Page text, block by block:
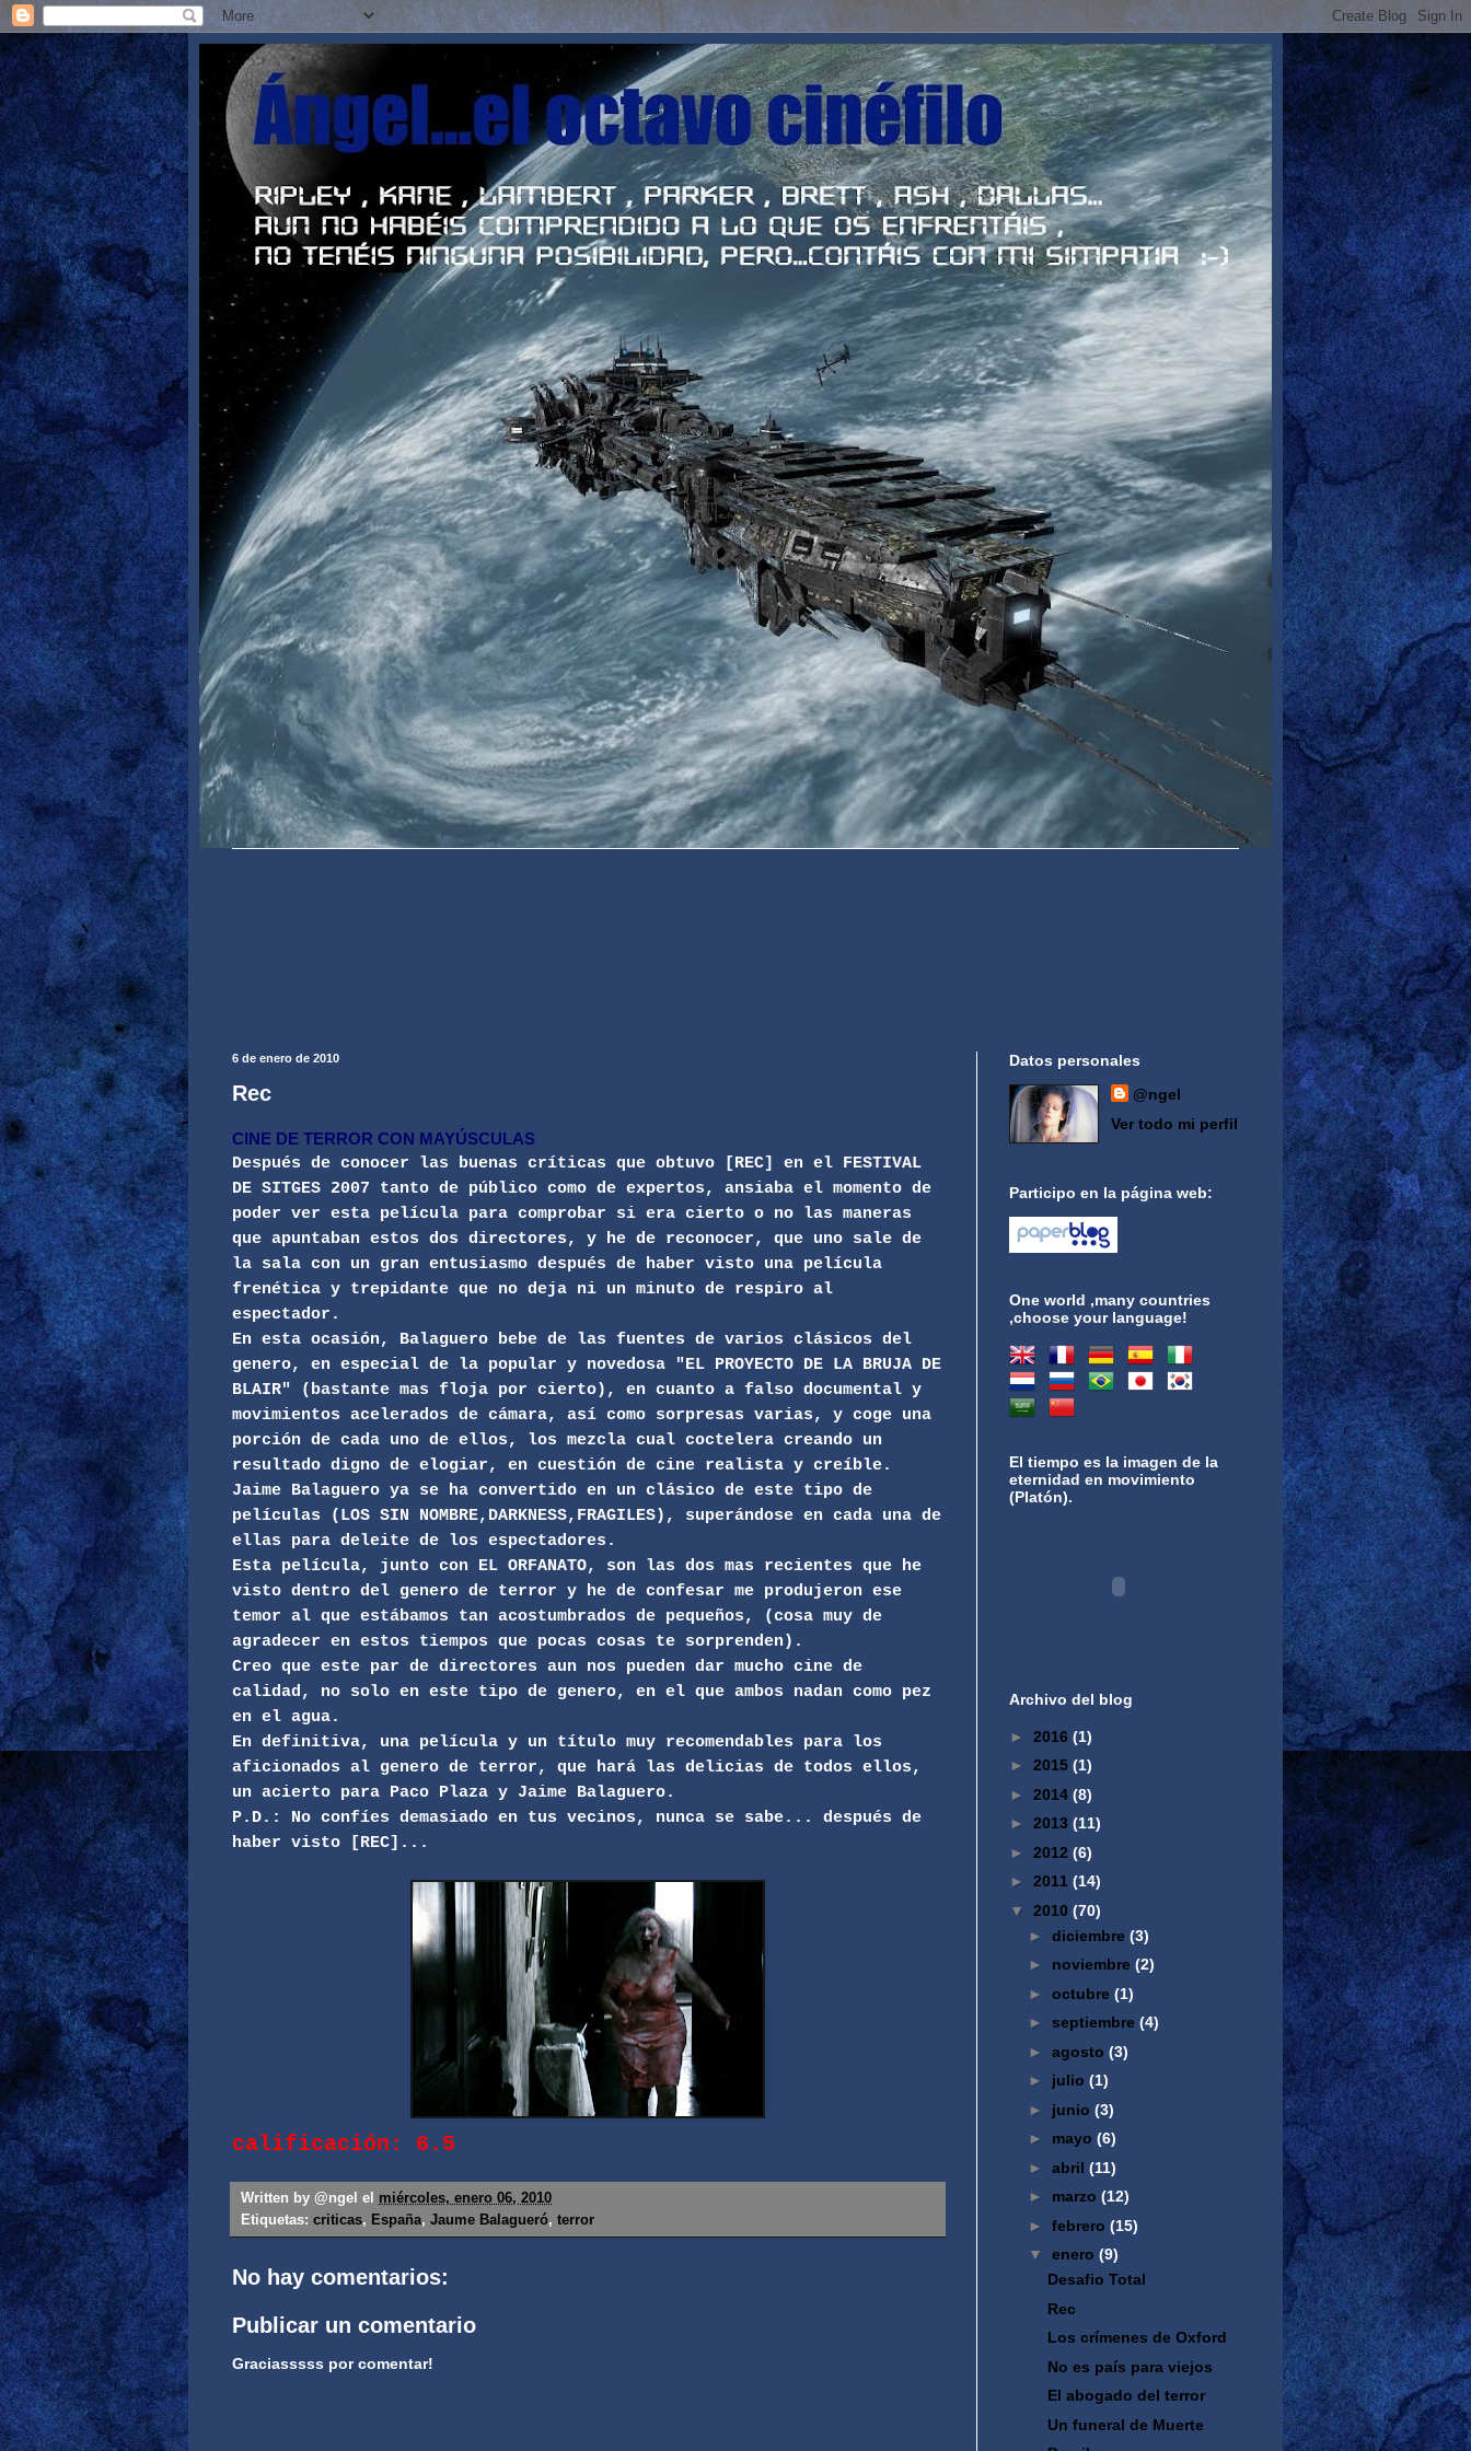
6 de enero de 2010
Rec
CINE DE TERROR CON MAYÚSCULAS
Después de conocer las buenas críticas que obtuvo [REC] en el FESTIVAL
DE SITGES 2007 tanto de público como de expertos, ansiaba el momento de
poder ver esta película para comprobar si era cierto o no las maneras
que apuntaban estos dos directores, y he de reconocer, que uno sale de
la sala con un gran entusiasmo después de haber visto una película
frenética y trepidante que no deja ni un minuto de respiro al
espectador.
En esta ocasión, Balaguero bebe de las fuentes de varios clásicos del
genero, en especial de la popular y novedosa "EL PROYECTO DE LA BRUJA DE
BLAIR" (bastante mas floja por cierto), en cuanto a falso documental y
movimientos acelerados de cámara, así como sorpresas varias, y coge una
porción de cada uno de ellos, los mezcla cual coctelera creando un
resultado digno de elogiar, en cuestión de cine realista y creíble.
Jaime Balaguero ya se ha convertido en un clásico de este tipo de
películas (LOS SIN NOMBRE,DARKNESS,FRAGILES), superándose en cada una de
ellas para deleite de los espectadores.
Esta película, junto con EL ORFANATO, son las dos mas recientes que he
visto dentro del genero de terror y he de confesar me produjeron ese
temor al que estábamos tan acostumbrados de pequeños, (cosa muy de
agradecer en estos tiempos que pocas cosas te sorprenden).
Creo que este par de directores aun nos pueden dar mucho cine de
calidad, no solo en este tipo de genero, en el que ambos nadan como pez
en el agua.
En definitiva, una película y un título muy recomendables para los
aficionados al genero de terror, que hará las delicias de todos ellos,
un acierto para Paco Plaza y Jaime Balaguero.
P.D.: No confíes demasiado en tus vecinos, nunca se sabe... después de
haber visto [REC]...
calificación: 6.5
Written by @ngel el miércoles, enero 06, 2010
Etiquetas: criticas, España, Jaume Balagueró, terror
No hay comentarios:
Publicar un comentario
Graciasssss por comentar!
Datos personales
@ngel
Ver todo mi perfil
Participo en la página web:
One world ,many countries
,choose your language!
El tiempo es la imagen de la
eternidad en movimiento
(Platón).
Archivo del blog
► 2016 (1)
► 2015 (1)
► 2014 (8)
► 2013 (11)
► 2012 (6)
► 2011 (14)
▼ 2010 (70)
► diciembre (3)
► noviembre (2)
► octubre (1)
► septiembre (4)
► agosto (3)
► julio (1)
► junio (3)
► mayo (6)
► abril (11)
► marzo (12)
► febrero (15)
▼ enero (9)
Desafio Total
Rec
Los crímenes de Oxford
No es país para viejos
El abogado del terror
Un funeral de Muerte